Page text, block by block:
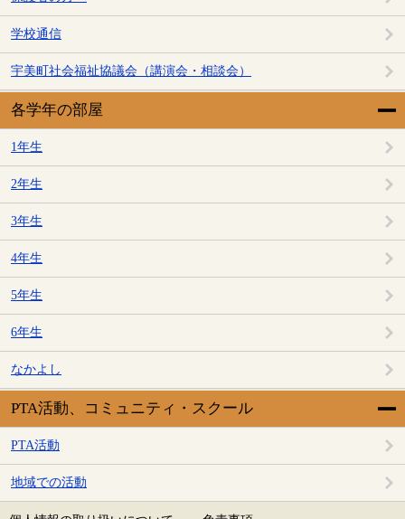
学校通信
宇美町社会福祉協議会（講演会・相談会）
各学年の部屋
1年生
2年生
3年生
4年生
5年生
6年生
なかよし
PTA活動、コミュニティ・スクール
PTA活動
地域での活動